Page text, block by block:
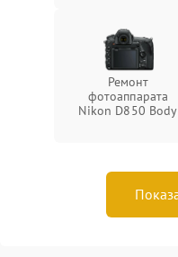
Ремонт
фотоаппарата
Nikon D850 Body